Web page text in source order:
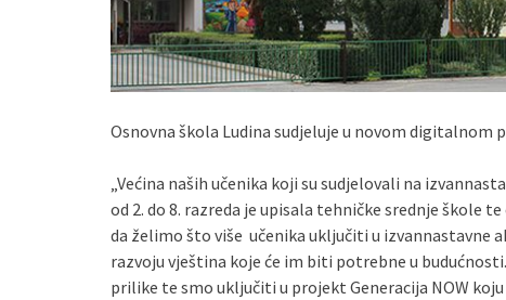
Osnovna škola Ludina sudjeluje u novom digitalnom
„Većina naših učenika koji su sudjelovali na
od 2. do 8. razreda je upisala tehničke srednje škole
da želimo što više učenika uključiti u
razvoju vještina koje će im biti potrebne u
prilike te smo uključiti u projekt Generacija NOW